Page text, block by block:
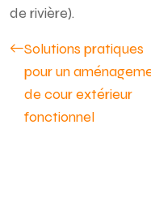
de rivière).
Solutions pratiques
pour un
de cour extérieur
fonctionnel